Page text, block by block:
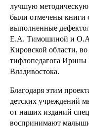
лучшую методическую
были отмечены книги
выполненные
Е.А. Тимошиной и
Кировской области,
тифлопедагога
Владивостока.
Благодаря этим
детских учреждений
от наших изданий
воспринимают